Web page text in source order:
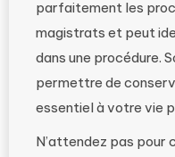
parfaitement les
magistrats et peut
dans une procédure.
permettre de
essentiel à votre vie
N’attendez pas pour